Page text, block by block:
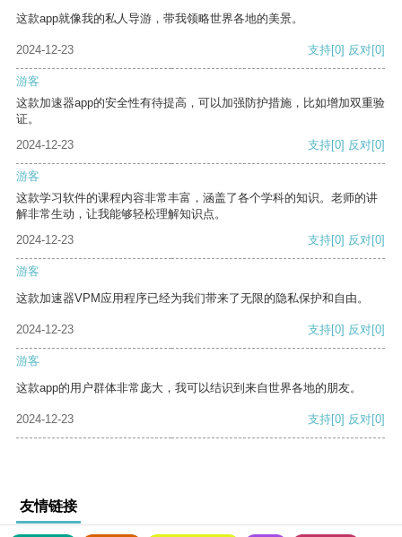
这款app就像我的私人导游，带我领略世界各地的美景。
2024-12-23 支持[0] 反对[0]
游客
这款加速器app的安全性有待提高，可以加强防护措施，比如增加双重验
证。
2024-12-23
支持[0] 反对[0]
游客
这款学习软件的课程内容非常丰富，涵盖了各个学科的知识。老师的讲
解非常生动，让我能够轻松理解知识点。
2024-12-23
支持[0] 反对[0]
游客
这款加速器VPM应用程序已经为我们带来了无限的隐私保护和自由。
2024-12-23 支持[0] 反对[0]
游客
这款app的用户群体非常庞大，我可以结识到来自世界各地的朋友。
2024-12-23 支持[0] 反对[0]
友情链接